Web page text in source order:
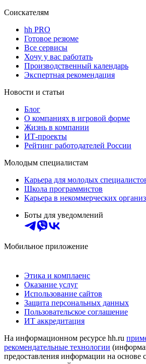
Соискателям
hh PRO
Готовое резюме
Все сервисы
Хочу у вас работать
Производственный календарь
Экспертная рекомендация
Новости и статьи
Блог
О компаниях в игровой форме
Жизнь в компании
ИТ-проекты
Рейтинг работодателей России
Молодым специалистам
Карьера для молодых
Школа программистов
Карьера в некоммерческих
Боты для уведомлений
Мобильное приложение
Этика и комплаенс
Оказание услуг
Использование сайтов
Защита персональных данных
Пользовательское соглашение
ИТ аккредитация
На информационном ресурсе hh.ru
рекомендательные технологии
предоставления информации на основе